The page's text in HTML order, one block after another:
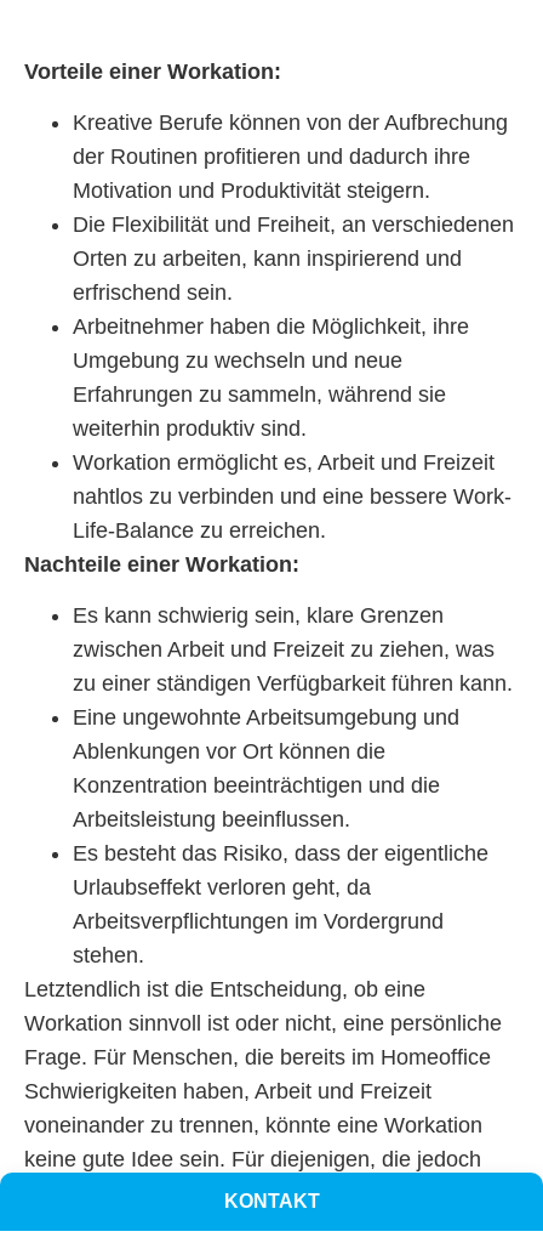
Vorteile einer Workation:
Kreative Berufe können von der Aufbrechung
der Routinen profitieren und dadurch ihre
Motivation und Produktivität steigern.
Die Flexibilität und Freiheit, an verschiedenen
Orten zu arbeiten, kann inspirierend und
erfrischend sein.
Arbeitnehmer haben die Möglichkeit, ihre
Umgebung zu wechseln und neue
Erfahrungen zu sammeln, während sie
weiterhin produktiv sind.
Workation ermöglicht es, Arbeit und Freizeit
nahtlos zu verbinden und eine bessere Work-
Life-Balance zu erreichen.
Nachteile einer Workation:
Es kann schwierig sein, klare Grenzen
zwischen Arbeit und Freizeit zu ziehen, was
zu einer ständigen Verfügbarkeit führen kann.
Eine ungewohnte Arbeitsumgebung und
Ablenkungen vor Ort können die
Konzentration beeinträchtigen und die
Arbeitsleistung beeinflussen.
Es besteht das Risiko, dass der eigentliche
Urlaubseffekt verloren geht, da
Arbeitsverpflichtungen im Vordergrund
stehen.
Letztendlich ist die Entscheidung, ob eine
Workation sinnvoll ist oder nicht, eine persönliche
Frage. Für Menschen, die bereits im Homeoffice
Schwierigkeiten haben, Arbeit und Freizeit
voneinander zu trennen, könnte eine Workation
keine gute Idee sein. Für diejenigen, die jedoch
das Konzept des Work-Life-Blendings schätzen,
kann der Arbeitsurlaub eine Möglichkeit sein, das
KONTAKT